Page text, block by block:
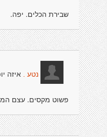
שבירת הכלים. יפה.
נטע . איזה
פשוט מקסים. עצם